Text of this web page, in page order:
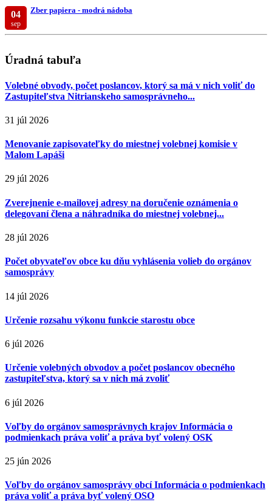
04
sep
Zber papiera - modrá nádoba
Úradná tabuľa
Volebné obvody, počet poslancov, ktorý sa má v nich voliť do
Zastupiteľstva Nitrianskeho samosprávneho...
31 júl 2026
Menovanie zapisovateľky do miestnej volebnej komisie v
Malom Lapáši
29 júl 2026
Zverejnenie e-mailovej adresy na doručenie oznámenia o
delegovaní člena a náhradníka do miestnej volebnej...
28 júl 2026
Počet obyvateľov obce ku dňu vyhlásenia volieb do orgánov
samosprávy
14 júl 2026
Určenie rozsahu výkonu funkcie starostu obce
6 júl 2026
Určenie volebných obvodov a počet poslancov obecného
zastupiteľstva, ktorý sa v nich má zvoliť
6 júl 2026
Voľby do orgánov samosprávnych krajov Informácia o
podmienkach práva voliť a práva byť volený OSK
25 jún 2026
Voľby do orgánov samosprávy obcí Informácia o podmienkach
práva voliť a práva byť volený OSO